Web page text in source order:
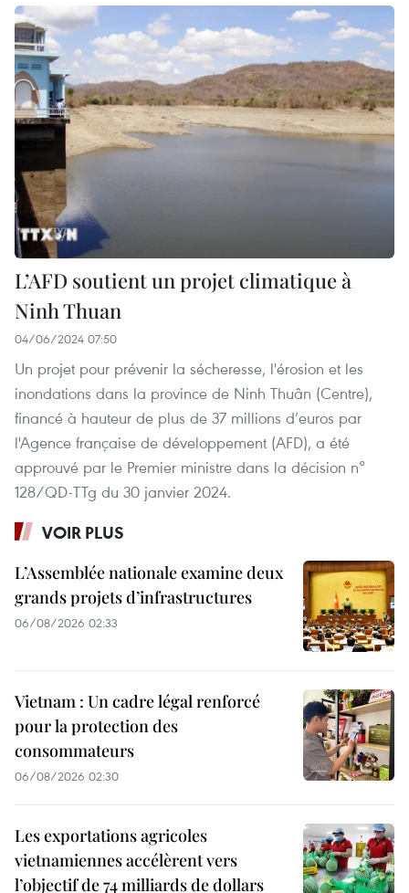
L’AFD soutient un projet climatique à
Ninh Thuan
04/06/2024 07:50
Un projet pour prévenir la sécheresse, l'érosion et les
inondations dans la province de Ninh Thuân (Centre),
financé à hauteur de plus de 37 millions d’euros par
l'Agence française de développement (AFD), a été
approuvé par le Premier ministre dans la décision n°
128/QD-TTg du 30 janvier 2024.
VOIR PLUS
L’Assemblée nationale examine deux
grands projets d’infrastructures
06/08/2026 02:33
Vietnam : Un cadre légal renforcé
pour la protection des
consommateurs
06/08/2026 02:30
Les exportations agricoles
vietnamiennes accélèrent vers
l’objectif de 74 milliards de dollars